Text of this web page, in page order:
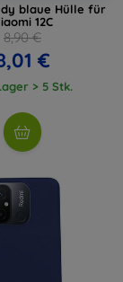
blaue Hülle für
12C
8,90 €
€
> 5 Stk.